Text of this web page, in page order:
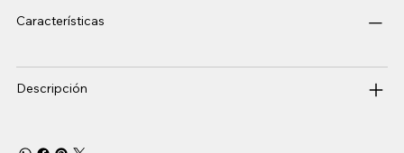
Características
Descripción